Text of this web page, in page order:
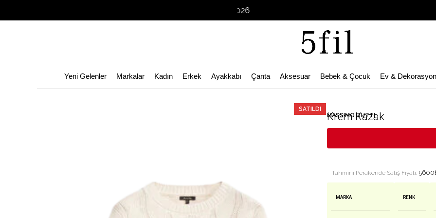
Yeni Gelenler Markalar Kadın Erkek Ayakkabı Çanta Aksesuar Bebek & Çocuk Ev & Dekorasyon
SATILDI
MASSIMO DUTTI
Krem Kazak
Tahmini Perakende Satış Fiyatı: 5600
MARKA RENK